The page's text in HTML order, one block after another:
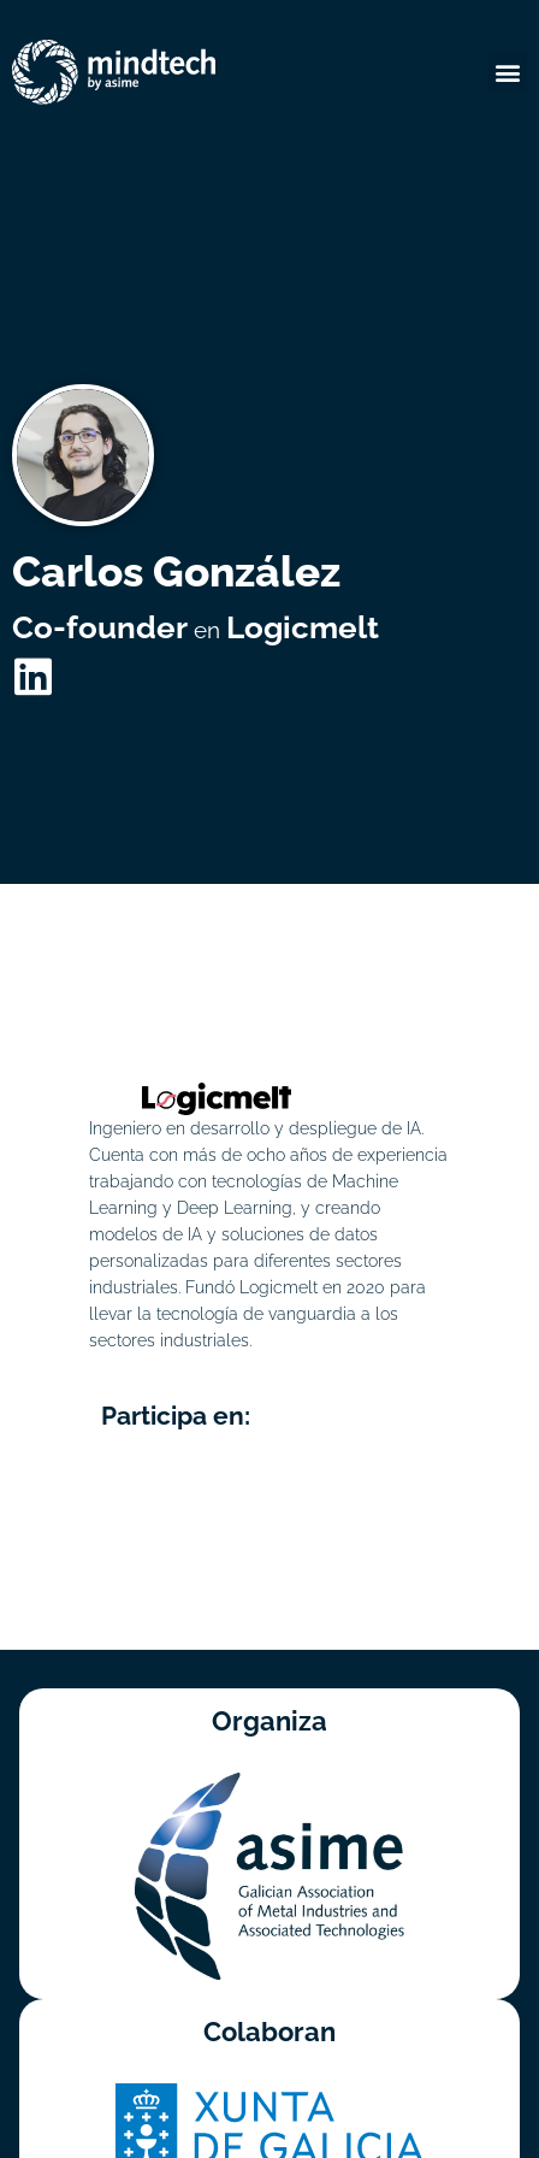
Carlos González
Co-founder en Logicmelt
Ingeniero en desarrollo y despliegue de IA.
Cuenta con más de ocho años de experiencia
trabajando con tecnologías de Machine
Learning y Deep Learning, y creando
modelos de IA y soluciones de datos
personalizadas para diferentes sectores
industriales. Fundó Logicmelt en 2020 para
llevar la tecnología de vanguardia a los
sectores industriales.
Participa en:
Organiza
Colaboran